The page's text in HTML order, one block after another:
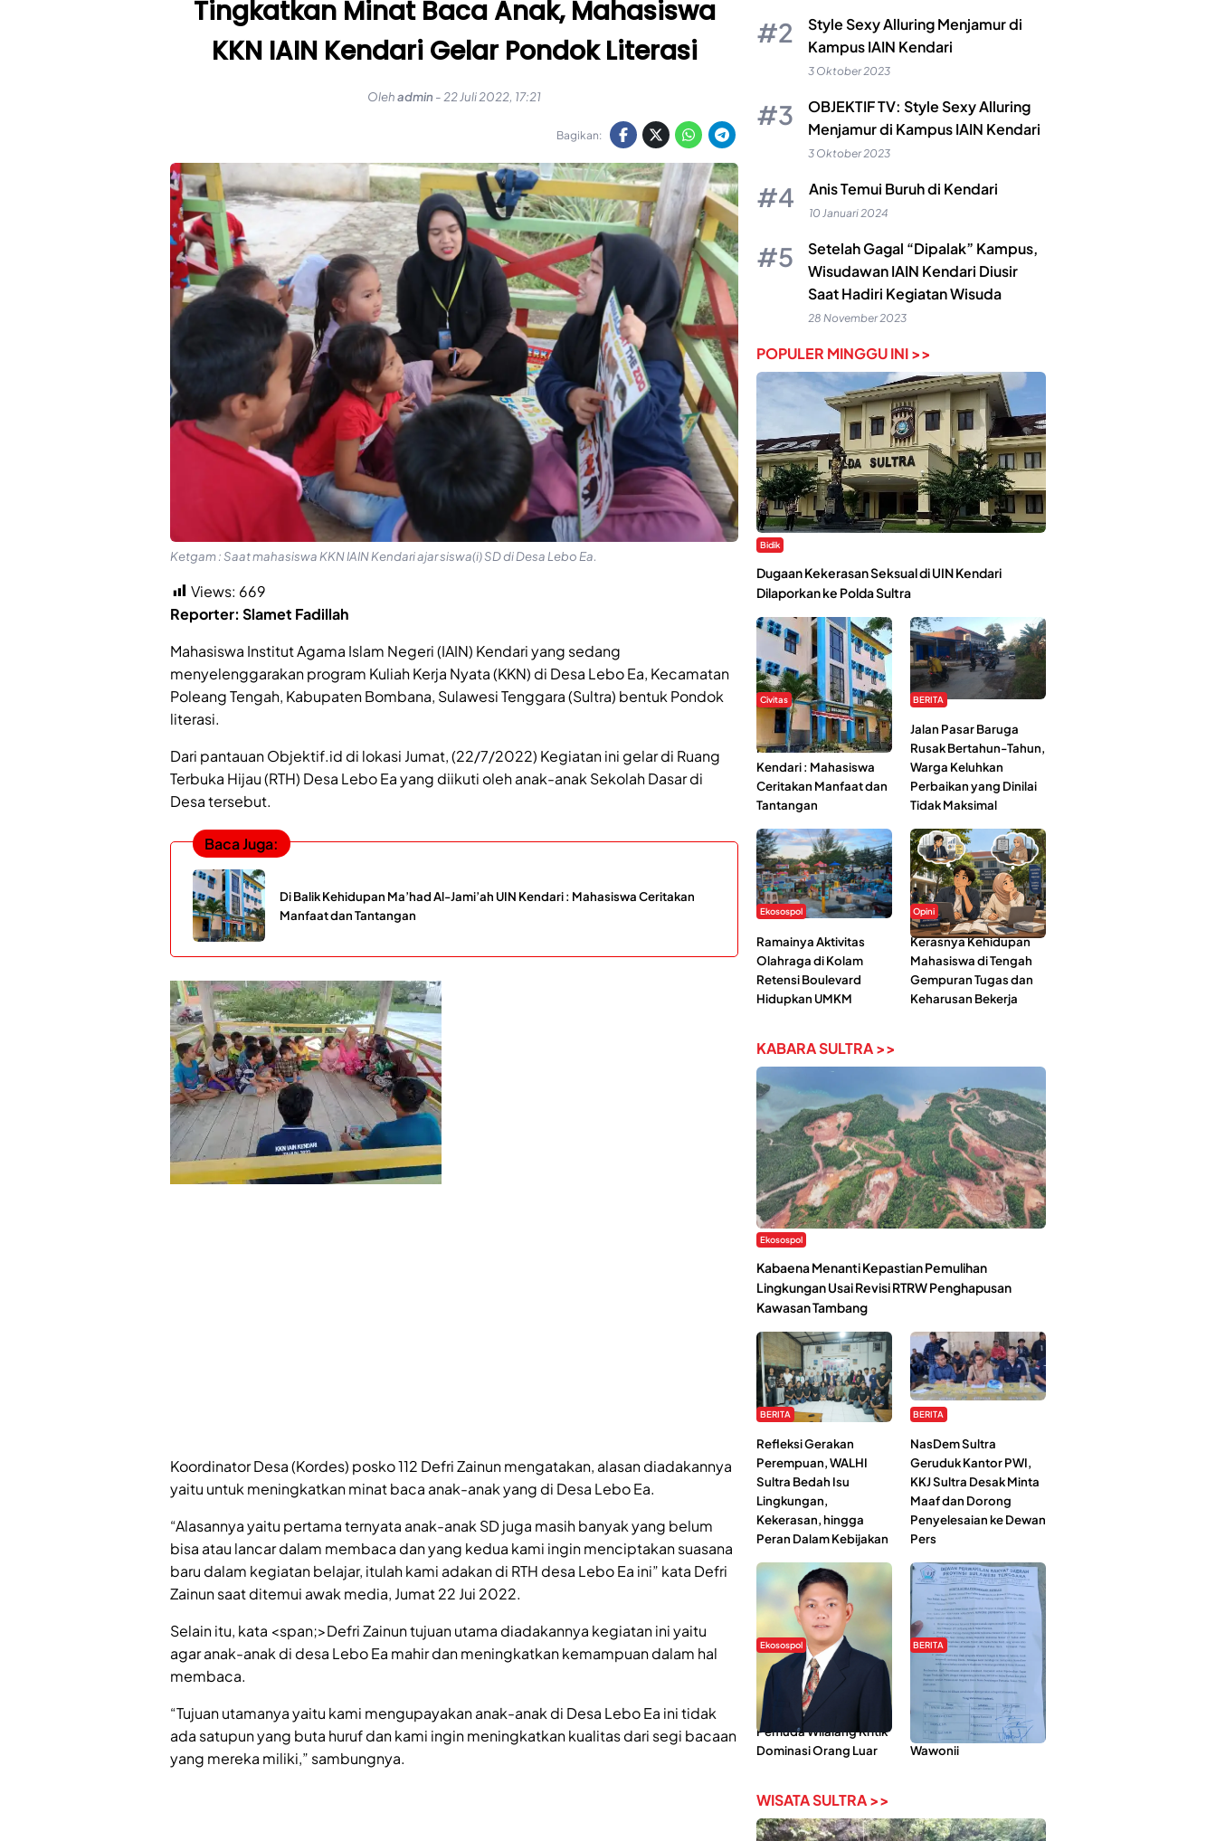
Tingkatkan Minat Baca Anak, Mahasiswa
KKN IAIN Kendari Gelar Pondok Literasi
Olehadmin - 22 Juli 2022, 17:21
Bagikan:
Ketgam : Saat mahasiswa KKN IAIN Kendari ajar siswa(i) SD di Desa Lebo Ea.
Views: 669
Reporter: Slamet Fadillah
Mahasiswa Institut Agama Islam Negeri (IAIN) Kendari yang sedang
menyelenggarakan program Kuliah Kerja Nyata (KKN) di Desa Lebo Ea, Kecamatan
Poleang Tengah, Kabupaten Bombana, Sulawesi Tenggara (Sultra) bentuk Pondok
literasi.
Dari pantauan Objektif.id di lokasi Jumat, (22/7/2022) Kegiatan ini gelar di Ruang
Terbuka Hijau (RTH) Desa Lebo Ea yang diikuti oleh anak-anak Sekolah Dasar di
Desa tersebut.
Baca Juga:
Di Balik Kehidupan Ma’had Al-Jami’ah UIN Kendari : Mahasiswa Ceritakan
Manfaat dan Tantangan
Koordinator Desa (Kordes) posko 112 Defri Zainun mengatakan, alasan diadakannya
yaitu untuk meningkatkan minat baca anak-anak yang di Desa Lebo Ea.
“Alasannya yaitu pertama ternyata anak-anak SD juga masih banyak yang belum
bisa atau lancar dalam membaca dan yang kedua kami ingin menciptakan suasana
baru dalam kegiatan belajar, itulah kami adakan di RTH desa Lebo Ea ini” kata Defri
Zainun saat ditemui awak media, Jumat 22 Jui 2022.
Selain itu, kata <span;>Defri Zainun tujuan utama diadakannya kegiatan ini yaitu
agar anak-anak di desa Lebo Ea mahir dan meningkatkan kemampuan dalam hal
membaca.
“Tujuan utamanya yaitu kami mengupayakan anak-anak di Desa Lebo Ea ini tidak
ada satupun yang buta huruf dan kami ingin meningkatkan kualitas dari segi bacaan
yang mereka miliki,” sambungnya.
Style Sexy Alluring Menjamur di
Kampus IAIN Kendari
3 Oktober 2023
OBJEKTIF TV: Style Sexy Alluring
Menjamur di Kampus IAIN Kendari
3 Oktober 2023
Anis Temui Buruh di Kendari
10 Januari 2024
Setelah Gagal “Dipalak” Kampus,
Wisudawan IAIN Kendari Diusir
Saat Hadiri Kegiatan Wisuda
28 November 2023
POPULER MINGGU INI >>
Bidik
Dugaan Kekerasan Seksual di UIN Kendari
Dilaporkan ke Polda Sultra
Civitas
Di Balik Kehidupan
Ma’had Al-Jami’ah UIN
Kendari : Mahasiswa
Ceritakan Manfaat dan
Tantangan
BERITA
Jalan Pasar Baruga
Rusak Bertahun-Tahun,
Warga Keluhkan
Perbaikan yang Dinilai
Tidak Maksimal
Ekosospol
Ramainya Aktivitas
Olahraga di Kolam
Retensi Boulevard
Hidupkan UMKM
Opini
Kerasnya Kehidupan
Mahasiswa di Tengah
Gempuran Tugas dan
Keharusan Bekerja
KABARA SULTRA >>
Ekosospol
Kabaena Menanti Kepastian Pemulihan
Lingkungan Usai Revisi RTRW Penghapusan
Kawasan Tambang
BERITA
Refleksi Gerakan
Perempuan, WALHI
Sultra Bedah Isu
Lingkungan,
Kekerasan, hingga
Peran Dalam Kebijakan
BERITA
NasDem Sultra
Geruduk Kantor PWI,
KKJ Sultra Desak Minta
Maaf dan Dorong
Penyelesaian ke Dewan
Pers
Ekosospol
Slogan Pemberdayaan
Lokal Dinilai Hanya
Pemanis, Tokoh
Pemuda Wilalang Kritik
Dominasi Orang Luar
BERITA
Hipmawani Bersama
DPRD Sultra Sepakati
RDP Perihal IUP
Pertambangan di Pulau
Wawonii
WISATA SULTRA >>